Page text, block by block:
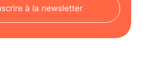
à la newsletter